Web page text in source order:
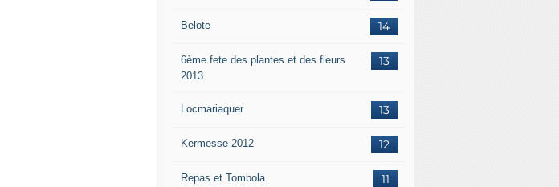
14
Belote
13
6ème fete des plantes et des fleurs
2013
13
Locmariaquer
12
Kermesse 2012
11
Repas et Tombola